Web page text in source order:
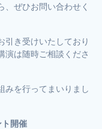
ぜひお問い合わせく
引き受けいたしており
演は随時ご相談くださ
みを行ってまいりまし
開催